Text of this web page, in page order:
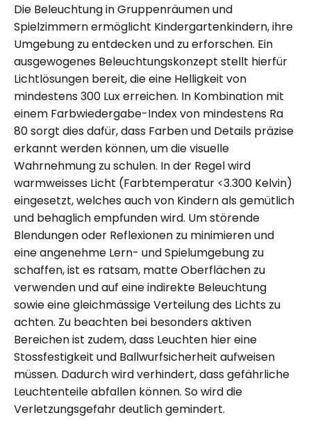
Die Beleuchtung in Gruppenräumen und
Spielzimmern ermöglicht Kindergartenkindern, ihre
Umgebung zu entdecken und zu erforschen. Ein
ausgewogenes Beleuchtungskonzept stellt hierfür
Lichtlösungen bereit, die eine Helligkeit von
mindestens 300 Lux erreichen. In Kombination mit
einem Farbwiedergabe-Index von mindestens Ra
80 sorgt dies dafür, dass Farben und Details präzise
erkannt werden können, um die visuelle
Wahrnehmung zu schulen. In der Regel wird
warmweisses Licht (Farbtemperatur <3.300 Kelvin)
eingesetzt, welches auch von Kindern als gemütlich
und behaglich empfunden wird. Um störende
Blendungen oder Reflexionen zu minimieren und
eine angenehme Lern- und Spielumgebung zu
schaffen, ist es ratsam, matte Oberflächen zu
verwenden und auf eine indirekte Beleuchtung
sowie eine gleichmässige Verteilung des Lichts zu
achten. Zu beachten bei besonders aktiven
Bereichen ist zudem, dass Leuchten hier eine
Stossfestigkeit und Ballwurfsicherheit aufweisen
müssen. Dadurch wird verhindert, dass gefährliche
Leuchtenteile abfallen können. So wird die
Verletzungsgefahr deutlich gemindert.